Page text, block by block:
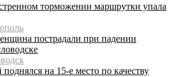
торможении маршрутки упала
пострадали при падении
на 15-е место по качеству